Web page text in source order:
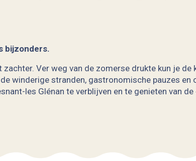
bijzonders.
Ver weg van de zomerse drukte kun je
winderige stranden, gastronomische pauzes
les Glénan te verblijven en te genieten van